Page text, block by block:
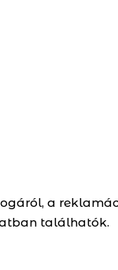
a
találhatók.